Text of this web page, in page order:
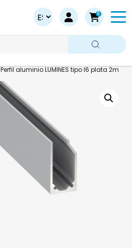
0
Perfil aluminio LUMINES tipo I6 plata 2m